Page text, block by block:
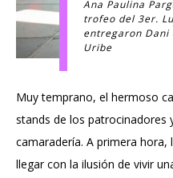
Ana Paulina
trofeo del 3er.
entregaron Dani
Uribe
Muy temprano, el hermoso
stands de los patrocinadores
camaradería. A primera
llegar con la ilusión de vivir